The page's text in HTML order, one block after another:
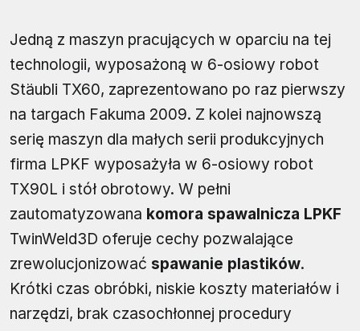
Jedną z maszyn pracujących w oparciu na tej
technologii, wyposażoną w 6-osiowy robot
Stäubli TX60, zaprezentowano po raz pierwszy
na targach Fakuma 2009. Z kolei najnowszą
serię maszyn dla małych serii produkcyjnych
firma LPKF wyposażyła w 6-osiowy robot
TX90L i stół obrotowy. W pełni
zautomatyzowana komora spawalnicza LPKF
TwinWeld3D oferuje cechy pozwalające
zrewolucjonizować spawanie plastików.
Krótki czas obróbki, niskie koszty materiałów i
narzędzi, brak czasochłonnej procedury